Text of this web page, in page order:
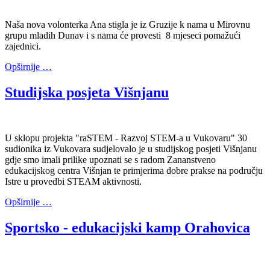
Naša nova volonterka Ana stigla je iz Gruzije k nama u Mirovnu
grupu mladih Dunav i s nama će provesti 8 mjeseci pomažući
zajednici.
Opširnije …
Studijska posjeta Višnjanu
U sklopu projekta "raSTEM - Razvoj STEM-a u Vukovaru" 30
sudionika iz Vukovara sudjelovalo je u studijskog posjeti Višnjanu
gdje smo imali prilike upoznati se s radom Zananstveno
edukacijskog centra Višnjan te primjerima dobre prakse na području
Istre u provedbi STEAM aktivnosti.
Opširnije …
Sportsko - edukacijski kamp Orahovica